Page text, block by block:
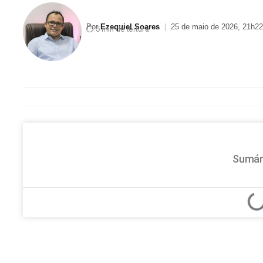
Por Ezequiel Soares 25 de maio de 2026, 21h22
⏱ 5 min de leitura